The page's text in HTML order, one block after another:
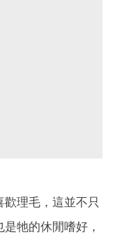
理毛，這並不只
牠的休閒嗜好，